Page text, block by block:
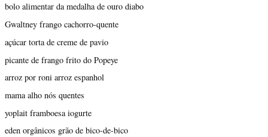
bolo alimentar da medalha de ouro diabo
Gwaltney frango cachorro-quente
açúcar torta de creme de pavio
picante de frango frito do Popeye
arroz por roni arroz espanhol
mama alho nós quentes
yoplait framboesa iogurte
eden orgânicos grão de bico-de-bico